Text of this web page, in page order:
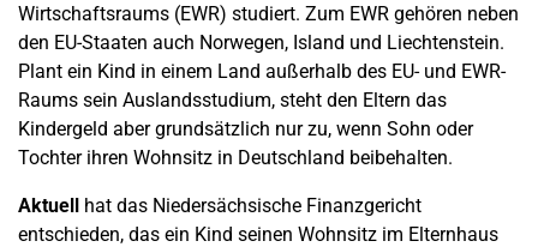
Wirtschaftsraums (EWR) studiert. Zum EWR gehören neben
den EU-Staaten auch Norwegen, Island und Liechtenstein.
Plant ein Kind in einem Land außerhalb des EU- und EWR-
Raums sein Auslandsstudium, steht den Eltern das
Kindergeld aber grundsätzlich nur zu, wenn Sohn oder
Tochter ihren Wohnsitz in Deutschland beibehalten.
Aktuell hat das Niedersächsische Finanzgericht
entschieden, das ein Kind seinen Wohnsitz im Elternhaus